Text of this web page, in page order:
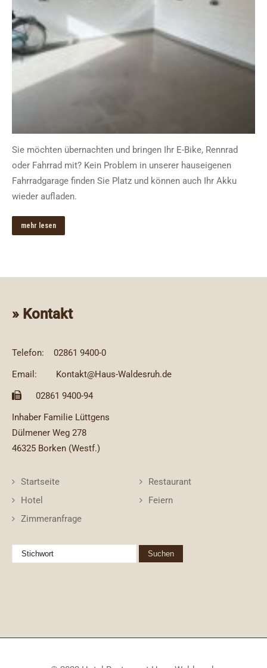
Sie möchten übernachten und bringen Ihr E-Bike, Rennrad
oder Fahrrad mit? Kein Problem in unserer hauseigenen
Fahrradgarage finden Sie Platz und können auch Ihr Akku
wieder aufladen.
mehr lesen
» Kontakt
Telefon:
02861 9400-0
Email:
Kontakt@Haus-Waldesruh.de
02861 9400-94
Inhaber Familie Lüttgens
Dülmener Weg 278
46325 Borken (Westf.)
Startseite
Hotel
Zimmeranfrage
Restaurant
Feiern